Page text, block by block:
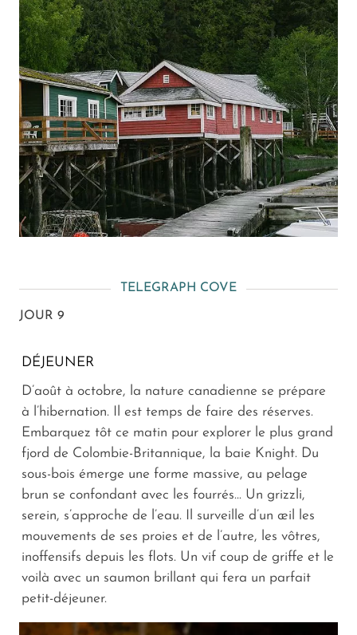
TELEGRAPH COVE
JOUR 9
DÉJEUNER
D’août à octobre, la nature canadienne se prépare
à l’hibernation. Il est temps de faire des réserves.
Embarquez tôt ce matin pour explorer le plus grand
fjord de Colombie-Britannique, la baie Knight. Du
sous-bois émerge une forme massive, au pelage
brun se confondant avec les fourrés... Un grizzli,
serein, s’approche de l’eau. Il surveille d’un œil les
mouvements de ses proies et de l’autre, les vôtres,
inoffensifs depuis les flots. Un vif coup de griffe et le
voilà avec un saumon brillant qui fera un parfait
petit-déjeuner.